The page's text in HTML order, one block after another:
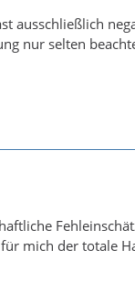
ausschließlich
nur selten
mich der totale